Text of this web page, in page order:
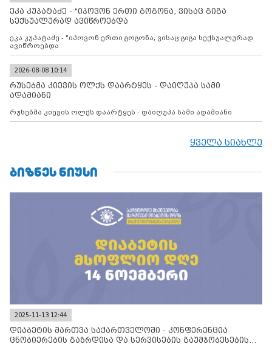
მილიტარიზაციის პროცესს და აქტიურად დგამს ნაბიჯებს მათი
ფაქტობრივი ანექსიისკენ
ეკა კუპატაძე - "იპოვონ ერთი გოგონა, ვისაც გიგა
სექსუალურად ავიწროებდა
ეკა კუპატაძე - "იპოვონ ერთი გოგონა, ვისაც გიგა სექსუალურად
ავიწროებდა
2026-08-08 10:14
რუსებმა კიევის ოლქს დაარტყეს - დაიღუპა სამი
ადამიანი
რუსებმა კიევის ოლქს დაარტყეს - დაიღუპა სამი ადამიანი
ყველა სიახლე
ᲑᲘᲖᲜᲔᲡ ᲜᲘᲣᲡᲘ
2025-11-13 12:44
დიაბეტის მართვა საქართველოში - კონფერენცია
ცნობიერების გაზრდისა და სერვისების გაუმჯობესების